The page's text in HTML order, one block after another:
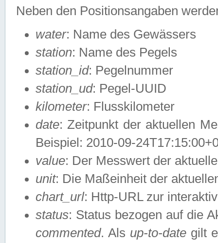
Neben den Positionsangaben
water: Name des Gewässers
station: Name des Pegels
station_id: Pegelnummer
station_ud: Pegel-UUID
kilometer: Flusskilometer
date: Zeitpunkt der aktuellen
Beispiel: 2010-09-
value: Der Messwert der
unit: Die Maßeinheit der
chart_url: Http-URL zur
status: Status bezogen auf die
commented. Als up-to-date gilt